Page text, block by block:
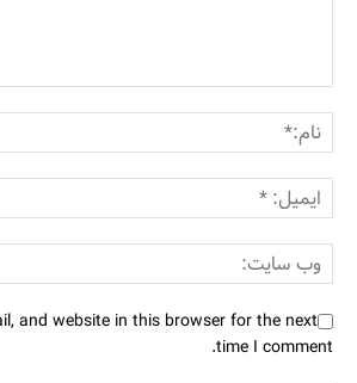
and website in this browser for the next
time I comment.